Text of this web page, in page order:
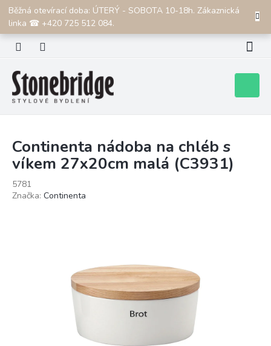
Přejít
obsah
Běžná otevírací doba: ÚTERÝ - SOBOTA 10-18h. Zákaznická
linka ☎ +420 725 512 084.
CZK
košík
Continenta nádoba na chléb s
víkem 27x20cm malá (C3931)
5781
Značka: Continenta